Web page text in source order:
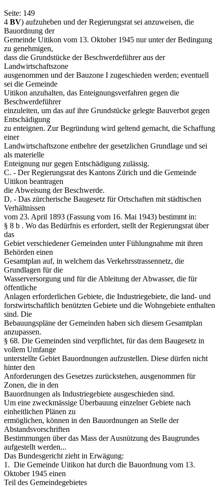
Seite: 149
4 BV) aufzuheben und der Regierungsrat sei anzuweisen, die
Bauordnung der
Gemeinde Uitikon vom 13. Oktober 1945 nur unter der Bedingung
zu genehmigen,
dass die Grundstücke der Beschwerdeführer aus der
Landwirtschaftszone
ausgenommen und der Bauzone I zugeschieden werden; eventuell
sei die Gemeinde
Uitikon anzuhalten, das Enteignungsverfahren gegen die
Beschwerdeführer
einzuleiten, um das auf ihre Grundstücke gelegte Bauverbot gegen
Entschädigung
zu enteignen. Zur Begründung wird geltend gemacht, die Schaffung
einer
Landwirtschaftszone entbehre der gesetzlichen Grundlage und sei
als materielle
Enteignung nur gegen Entschädigung zulässig.
C. - Der Regierungsrat des Kantons Zürich und die Gemeinde
Uitikon beantragen
die Abweisung der Beschwerde.
D. - Das zürcherische Baugesetz für Ortschaften mit städtischen
Verhältnissen
vom 23. April 1893 (Fassung vom 16. Mai 1943) bestimmt in:
§ 8 b . Wo das Bedürfnis es erfordert, stellt der Regierungsrat über
das
Gebiet verschiedener Gemeinden unter Fühlungnahme mit ihren
Behörden einen
Gesamtplan auf, in welchem das Verkehrsstrassennetz, die
Grundlagen für die
Wasserversorgung und für die Ableitung der Abwasser, die für
öffentliche
Anlagen erforderlichen Gebiete, die Industriegebiete, die land- und
forstwirtschaftlich benützten Gebiete und die Wohngebiete enthalten
sind. Die
Bebauungspläne der Gemeinden haben sich diesem Gesamtplan
anzupassen.
§ 68. Die Gemeinden sind verpflichtet, für das dem Baugesetz in
vollem Umfange
unterstellte Gebiet Bauordnungen aufzustellen. Diese dürfen nicht
hinter den
Anforderungen des Gesetzes zurückstehen, ausgenommen für
Zonen, die in den
Bauordnungen als Industriegebiete ausgeschieden sind.
Um eine zweckmässige Überbauung einzelner Gebiete nach
einheitlichen Plänen zu
ermöglichen, können in den Bauordnungen an Stelle der
Abstandsvorschriften
Bestimmungen über das Mass der Ausnützung des Baugrundes
aufgestellt werden...
Das Bundesgericht zieht in Erwägung:
1. ­ Die Gemeinde Uitikon hat durch die Bauordnung vom 13.
Oktober 1945 einen
Teil des Gemeindegebietes